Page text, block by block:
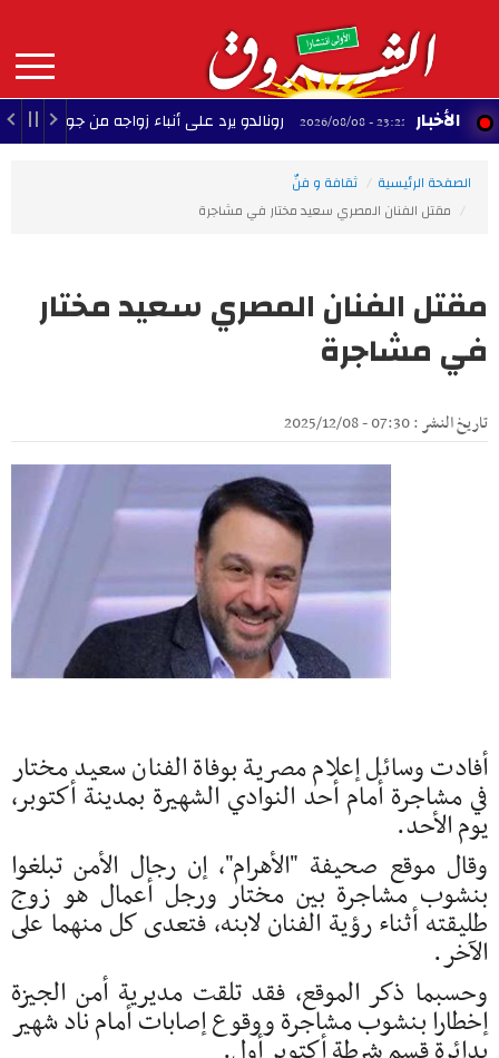
contenu
principal
MAIN
NAVIGATION الأخبار
23:22 - 2026/08/08 رونالدو يرد على أنباء زواجه من جورجينا 22:56 - 2026/08/08
الصفحة الرئيسية
ثقافة و فنّ
مقتل الفنان المصري سعيد مختار في مشاجرة
مقتل الفنان المصري سعيد مختار
في مشاجرة
تاريخ النشر : 07:30 - 2025/12/08
أفادت وسائل إعلام مصرية بوفاة الفنان سعيد مختار
في مشاجرة أمام أحد النوادي الشهيرة بمدينة أكتوبر،
يوم الأحد.
وقال موقع صحيفة "الأهرام"، إن رجال الأمن تبلغوا
بنشوب مشاجرة بين مختار ورجل أعمال هو زوج
طليقته أثناء رؤية الفنان لابنه، فتعدى كل منهما على
الآخر.
وحسبما ذكر الموقع، فقد تلقت مديرية أمن الجيزة
إخطارا بنشوب مشاجرة ووقوع إصابات أمام ناد شهير